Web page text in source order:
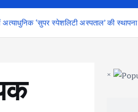
अत्याधुनिक ‘सुपर स्पेशलिटी अस्पताल’ की स्थापना
×